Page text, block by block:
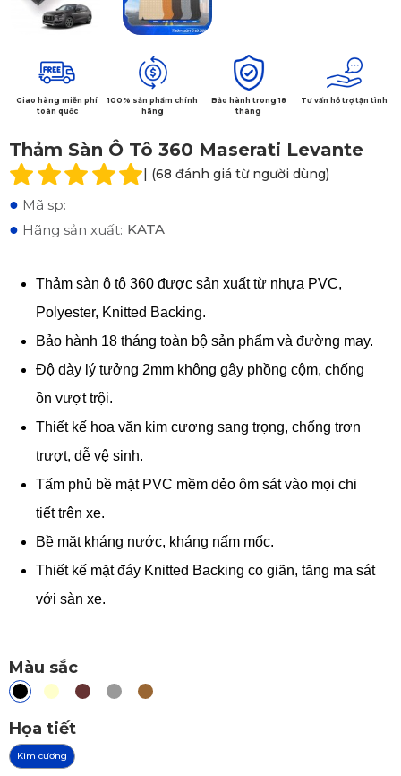
Giao hàng miễn phí
toàn quốc
100% sản phẩm chính
hãng
Bảo hành trong 18
tháng
Tư vấn hỗ trợ tận tình
Thảm Sàn Ô Tô 360 Maserati Levante
| (68 đánh giá từ người dùng)
● Mã sp:
● Hãng sản xuất: KATA
Thảm sàn ô tô 360 được sản xuất từ nhựa PVC,
Polyester, Knitted Backing.
Bảo hành 18 tháng toàn bộ sản phẩm và đường may.
Độ dày lý tưởng 2mm không gây phồng cộm, chống
ồn vượt trội.
Thiết kế hoa văn kim cương sang trọng, chống trơn
trượt, dễ vệ sinh.
Tấm phủ bề mặt PVC mềm dẻo ôm sát vào mọi chi
tiết trên xe.
Bề mặt kháng nước, kháng nấm mốc.
Thiết kế mặt đáy Knitted Backing co giãn, tăng ma sát
với sàn xe.
Màu sắc
Họa tiết
Kim cương